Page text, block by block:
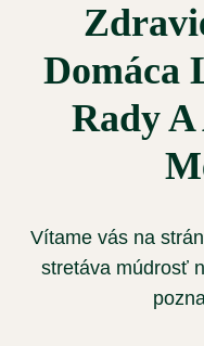
Domáca
Rady
Vítame vás na
stretáva múdrosť